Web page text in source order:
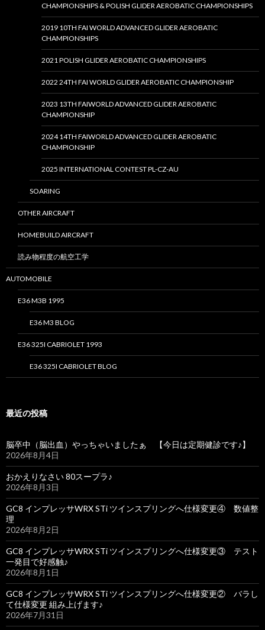
CHAMPIONSHIPS & POLISH GLIDER AEROBATIC CHAMPIONSHIPS
2019 10TH FAI WORLD ADVANCED GLIDER AEROBATIC
CHAMPIONSHIPS
2021 POLISH GLIDER AEROBATIC CHAMPIONSHIPS
2022 24TH FAI WORLD GLIDER AEROBATIC CHAMPIONSHIP
2023 13TH FAIWORLD ADVANCED GLIDER AEROBATIC
CHAMPIONSHIP
2024 14TH FAIWORLD ADVANCED GLIDER AEROBATIC
CHAMPIONSHIP
2025 INTERNATIONAL CONTEST PL-CZ-AU
SOARING
OTHER AIRCRAFT
HOMEBUILD AIRCRAFT
読み物程度の航空工学
AUTOMOBILE
E36 M3B 1995
E36 M3 BLOG
E36 325I CABRIOLET 1993
E36 325I CABRIOLET BLOG
最近の投稿
脳卒中（脳出血）やっちゃいましたぁ 【今日は定期健診です♪】
2026年8月4日
おかえりなさい 80スープラ♪
2026年8月3日
GC8 インプレッサWRX STi ツインスプリングへ仕様変更④ 数値整
理
2026年8月2日
GC8 インプレッサWRX STi ツインスプリングへ仕様変更③ テスト
一発目で好感触♪
2026年8月1日
GC8 インプレッサWRX STi ツインスプリングへ仕様変更② バラし
て仕様変更 組み上げます♪
2026年7月31日